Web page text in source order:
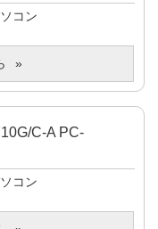
コン
C-A PC-
コン